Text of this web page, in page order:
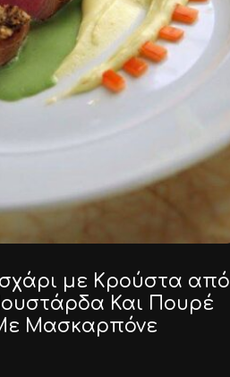
με Κρούστα από
Και Πουρέ
Μασκαρπόνε